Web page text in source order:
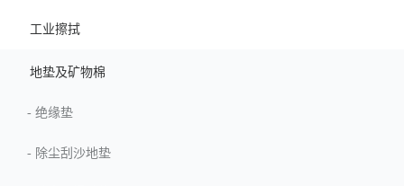
工业擦拭
地垫及矿物棉
- 绝缘垫
- 除尘刮沙地垫